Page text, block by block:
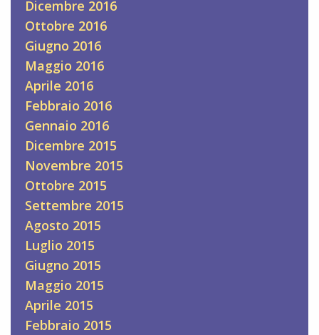
Dicembre 2016
Ottobre 2016
Giugno 2016
Maggio 2016
Aprile 2016
Febbraio 2016
Gennaio 2016
Dicembre 2015
Novembre 2015
Ottobre 2015
Settembre 2015
Agosto 2015
Luglio 2015
Giugno 2015
Maggio 2015
Aprile 2015
Febbraio 2015